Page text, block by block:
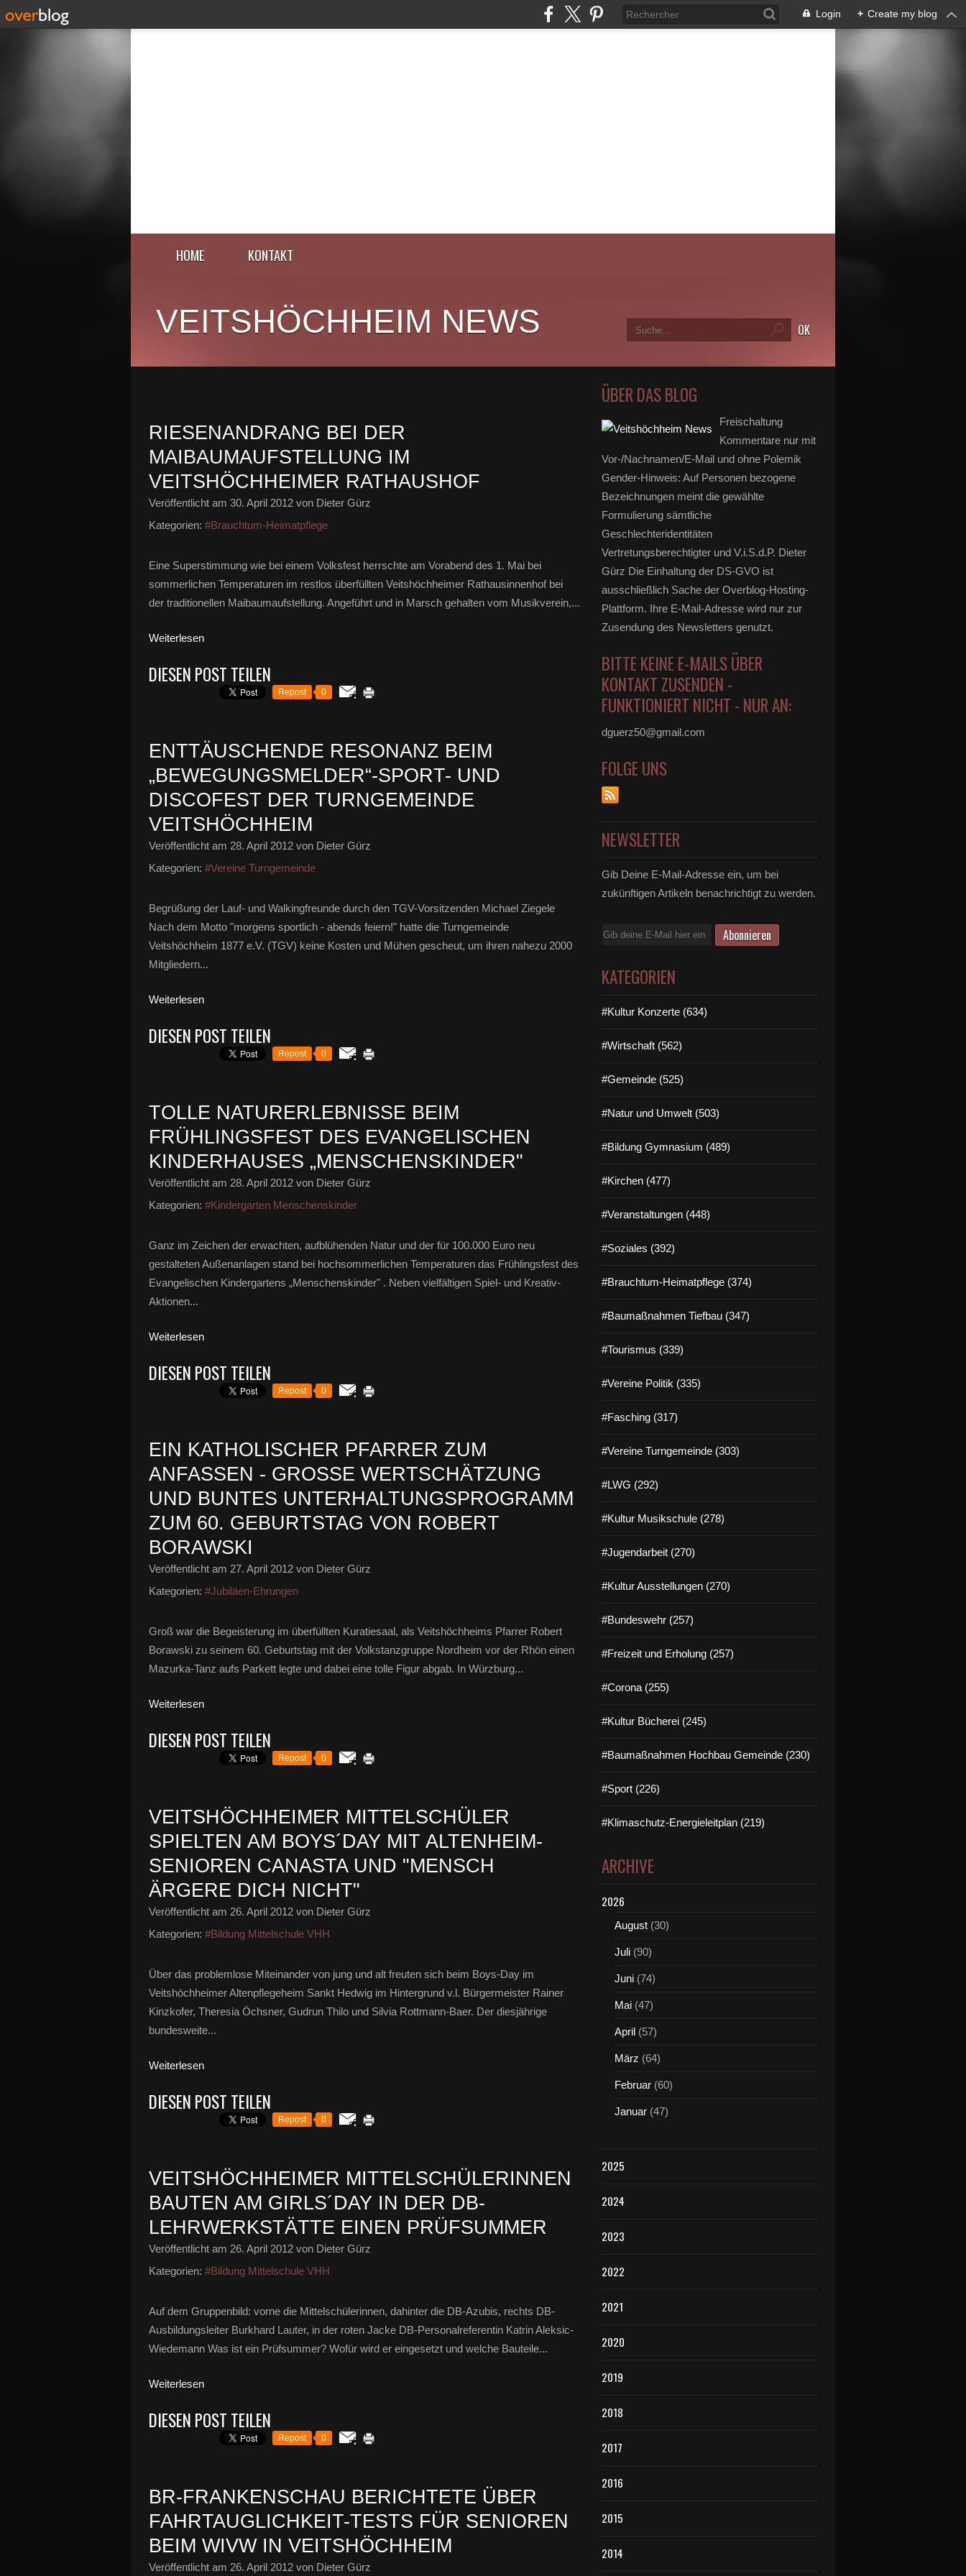
Login + Create my blog
HOME KONTAKT
VEITSHÖCHHEIM NEWS
RIESENANDRANG BEI DER
MAIBAUMAUFSTELLUNG IM
VEITSHÖCHHEIMER RATHAUSHOF
Veröffentlicht am 30. April 2012 von Dieter Gürz
Kategorien: #Brauchtum-Heimatpflege
Eine Superstimmung wie bei einem Volksfest herrschte am Vorabend des 1. Mai bei
sommerlichen Temperaturen im restlos überfüllten Veitshöchheimer Rathausinnenhof bei
der traditionellen Maibaumaufstellung. Angeführt und in Marsch gehalten vom Musikverein,...
Weiterlesen
DIESEN POST TEILEN
Repost 0
ENTTÄUSCHENDE RESONANZ BEIM
„BEWEGUNGSMELDER“-SPORT- UND
DISCOFEST DER TURNGEMEINDE
VEITSHÖCHHEIM
Veröffentlicht am 28. April 2012 von Dieter Gürz
Kategorien: #Vereine Turngemeinde
Begrüßung der Lauf- und Walkingfreunde durch den TGV-Vorsitzenden Michael Ziegele
Nach dem Motto "morgens sportlich - abends feiern!" hatte die Turngemeinde
Veitshöchheim 1877 e.V. (TGV) keine Kosten und Mühen gescheut, um ihren nahezu 2000
Mitgliedern...
Weiterlesen
DIESEN POST TEILEN
Repost 0
TOLLE NATURERLEBNISSE BEIM
FRÜHLINGSFEST DES EVANGELISCHEN
KINDERHAUSES „MENSCHENSKINDER"
Veröffentlicht am 28. April 2012 von Dieter Gürz
Kategorien: #Kindergarten Menschenskinder
Ganz im Zeichen der erwachten, aufblühenden Natur und der für 100.000 Euro neu
gestalteten Außenanlagen stand bei hochsommerlichen Temperaturen das Frühlingsfest des
Evangelischen Kindergartens „Menschenskinder" . Neben vielfältigen Spiel- und Kreativ-
Aktionen...
Weiterlesen
DIESEN POST TEILEN
Repost 0
EIN KATHOLISCHER PFARRER ZUM
ANFASSEN - GROSSE WERTSCHÄTZUNG U
ND BUNTES UNTERHALTUNGSPROGRAMM Z
UM 60. GEBURTSTAG VON ROBERT B
ORAWSKI
Veröffentlicht am 27. April 2012 von Dieter Gürz
Kategorien: #Jubiläen-Ehrungen
Groß war die Begeisterung im überfüllten Kuratiesaal, als Veitshöchheims Pfarrer Robert
Borawski zu seinem 60. Geburtstag mit der Volkstanzgruppe Nordheim vor der Rhön einen
Mazurka-Tanz aufs Parkett legte und dabei eine tolle Figur abgab. In Würzburg...
Weiterlesen
DIESEN POST TEILEN
Repost 0
VEITSHÖCHHEIMER MITTELSCHÜLER
SPIELTEN AM BOYS´DAY MIT ALTENHEIM-
SENIOREN CANASTA UND "MENSCH
ÄRGERE DICH NICHT"
Veröffentlicht am 26. April 2012 von Dieter Gürz
Kategorien: #Bildung Mittelschule VHH
Über das problemlose Miteinander von jung und alt freuten sich beim Boys-Day im
Veitshöchheimer Altenpflegeheim Sankt Hedwig im Hintergrund v.l. Bürgermeister Rainer
Kinzkofer, Theresia Öchsner, Gudrun Thilo und Silvia Rottmann-Baer. Der diesjährige
bundesweite...
Weiterlesen
DIESEN POST TEILEN
Repost 0
VEITSHÖCHHEIMER MITTELSCHÜLERINNEN
BAUTEN AM GIRLS´DAY IN DER DB-
LEHRWERKSTÄTTE EINEN PRÜFSUMMER
Veröffentlicht am 26. April 2012 von Dieter Gürz
Kategorien: #Bildung Mittelschule VHH
Auf dem Gruppenbild: vorne die Mittelschülerinnen, dahinter die DB-Azubis, rechts DB-
Ausbildungsleiter Burkhard Lauter, in der roten Jacke DB-Personalreferentin Katrin Aleksic-
Wiedemann Was ist ein Prüfsummer? Wofür wird er eingesetzt und welche Bauteile...
Weiterlesen
DIESEN POST TEILEN
Repost 0
BR-FRANKENSCHAU BERICHTETE ÜBER
FAHRTAUGLICHKEIT-TESTS FÜR SENIOREN
BEIM WIVW IN VEITSHÖCHHEIM
Veröffentlicht am 26. April 2012 von Dieter Gürz
ÜBER DAS BLOG
Freischaltung
Kommentare nur mit
Vor-/Nachnamen/E-Mail und ohne Polemik
Gender-Hinweis: Auf Personen bezogene
Bezeichnungen meint die gewählte
Formulierung sämtliche
Geschlechteridentitäten
Vertretungsberechtigter und V.i.S.d.P. Dieter
Gürz Die Einhaltung der DS-GVO ist
ausschließlich Sache der Overblog-Hosting-
Plattform. Ihre E-Mail-Adresse wird nur zur
Zusendung des Newsletters genutzt.
BITTE KEINE E-MAILS ÜBER
KONTAKT ZUSENDEN -
FUNKTIONIERT NICHT - NUR AN:
dguerz50@gmail.com
FOLGE UNS
NEWSLETTER
Gib Deine E-Mail-Adresse ein, um bei
zukünftigen Artikeln benachrichtigt zu werden.
E-
KATEGORIEN
#Kultur Konzerte (634)
#Wirtschaft (562)
#Gemeinde (525)
#Natur und Umwelt (503)
#Bildung Gymnasium (489)
#Kirchen (477)
#Veranstaltungen (448)
#Soziales (392)
#Brauchtum-Heimatpflege (374)
#Baumaßnahmen Tiefbau (347)
#Tourismus (339)
#Vereine Politik (335)
#Fasching (317)
#Vereine Turngemeinde (303)
#LWG (292)
#Kultur Musikschule (278)
#Jugendarbeit (270)
#Kultur Ausstellungen (270)
#Bundeswehr (257)
#Freizeit und Erholung (257)
#Corona (255)
#Kultur Bücherei (245)
#Baumaßnahmen Hochbau Gemeinde (230)
#Sport (226)
#Klimaschutz-Energieleitplan (219)
ARCHIVE
2026
August (30)
Juli (90)
Juni (74)
Mai (47)
April (57)
März (64)
Februar (60)
Januar (47)
2025
2024
2023
2022
2021
2020
2019
2018
2017
2016
2015
2014